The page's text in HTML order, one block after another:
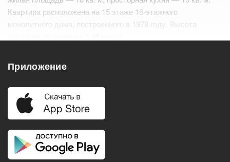
Квартира расположена на 15 этаже 16-этажного
монолитного дома, построенного в 1978 году. Высота
Балкон
Холодильник
Телевизор
Кондиционер
Приложение